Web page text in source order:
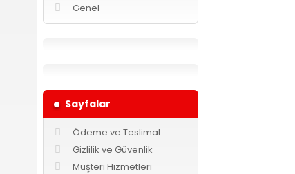
Genel
Sayfalar
Ödeme ve Teslimat
Gizlilik ve Güvenlik
Müşteri Hizmetleri